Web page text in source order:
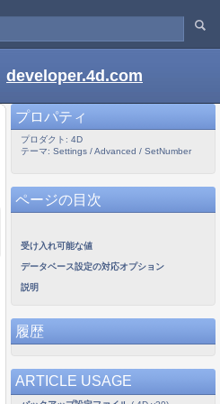
developer.4d.com
プロパティ
プロダクト: 4D
テーマ: Settings / Advanced / SetNumber
ページの目次
受け入れ可能な値
データベース設定の対応オプション
説明
履歴
ARTICLE USAGE